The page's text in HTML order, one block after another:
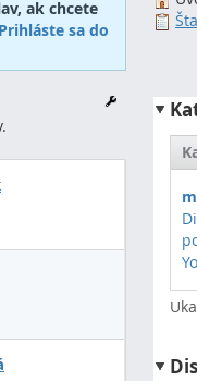
ak chcete
Prihláste sa do